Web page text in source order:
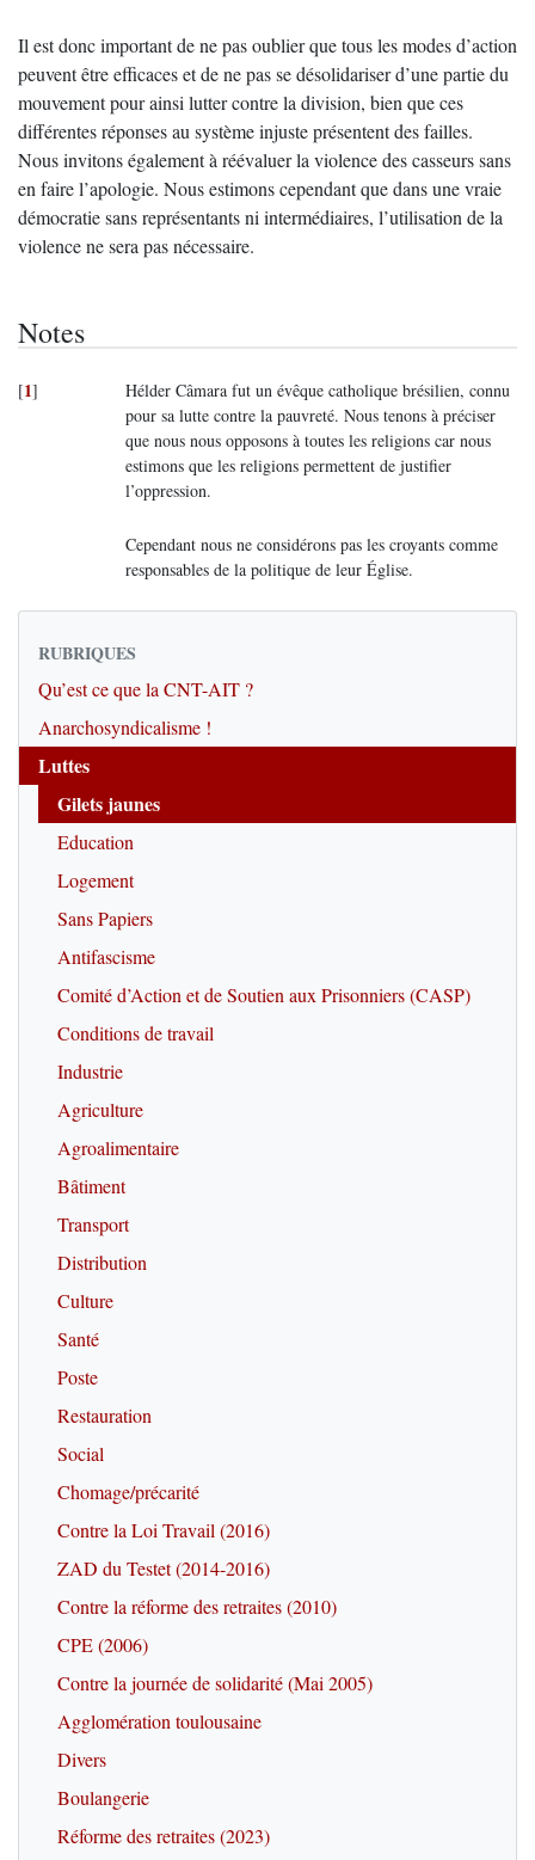
Il est donc important de ne pas oublier que tous les modes d’action
peuvent être efficaces et de ne pas se désolidariser d’une partie du
mouvement pour ainsi lutter contre la division, bien que ces
différentes réponses au système injuste présentent des failles.
Nous invitons également à réévaluer la violence des casseurs sans
en faire l’apologie. Nous estimons cependant que dans une vraie
démocratie sans représentants ni intermédiaires, l’utilisation de la
violence ne sera pas nécessaire.
Notes
[1]
Hélder Câmara fut un évêque catholique brésilien, connu
pour sa lutte contre la pauvreté. Nous tenons à préciser
que nous nous opposons à toutes les religions car nous
estimons que les religions permettent de justifier
l’oppression.
Cependant nous ne considérons pas les croyants comme
responsables de la politique de leur Église.
RUBRIQUES
Qu’est ce que la CNT-AIT ?
Anarchosyndicalisme !
Luttes
Gilets jaunes
Education
Logement
Sans Papiers
Antifascisme
Comité d’Action et de Soutien aux Prisonniers (CASP)
Conditions de travail
Industrie
Agriculture
Agroalimentaire
Bâtiment
Transport
Distribution
Culture
Santé
Poste
Restauration
Social
Chomage/précarité
Contre la Loi Travail (2016)
ZAD du Testet (2014-2016)
Contre la réforme des retraites (2010)
CPE (2006)
Contre la journée de solidarité (Mai 2005)
Agglomération toulousaine
Divers
Boulangerie
Réforme des retraites (2023)